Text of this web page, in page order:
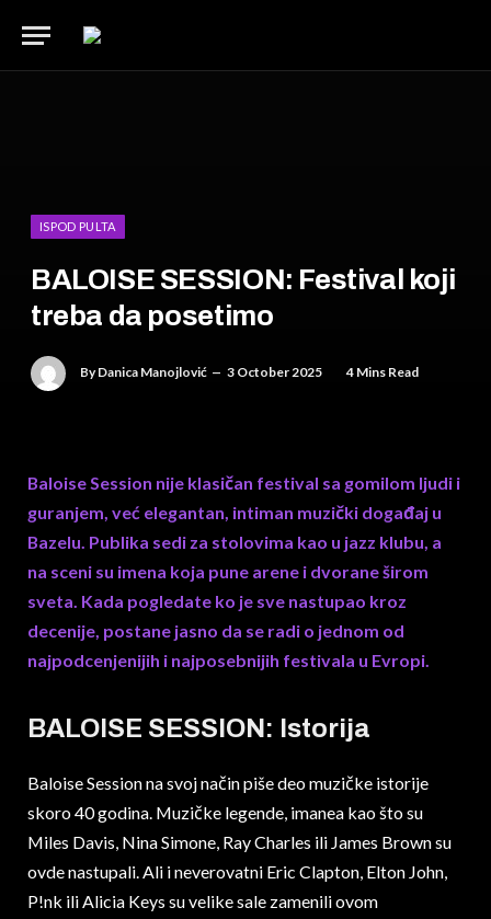
ISPOD PULTA
BALOISE SESSION: Festival koji
treba da posetimo
By Danica Manojlović 3 October 2025 4 Mins Read
Baloise Session nije klasičan festival sa gomilom ljudi i
guranjem, već elegantan, intiman muzički događaj u
Bazelu. Publika sedi za stolovima kao u jazz klubu, a
na sceni su imena koja pune arene i dvorane širom
sveta. Kada pogledate ko je sve nastupao kroz
decenije, postane jasno da se radi o jednom od
najpodcenjenijih i najposebnijih festivala u Evropi.
BALOISE SESSION: Istorija
Baloise Session na svoj način piše deo muzičke istorije
skoro 40 godina. Muzičke legende, imanea kao što su
Miles Davis, Nina Simone, Ray Charles ili James Brown su
ovde nastupali. Ali i neverovatni Eric Clapton, Elton John,
P!nk ili Alicia Keys su velike sale zamenili ovom